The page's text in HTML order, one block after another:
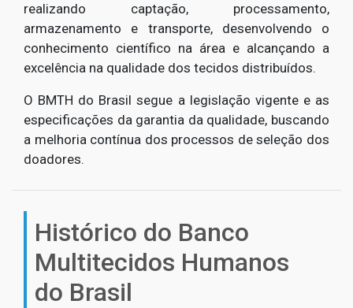
realizando captação, processamento,
armazenamento e transporte, desenvolvendo o
conhecimento científico na área e alcançando a
excelência na qualidade dos tecidos distribuídos.
O BMTH do Brasil segue a legislação vigente e as
especificações da garantia da qualidade, buscando
a melhoria contínua dos processos de seleção dos
doadores.
Histórico do Banco
Multitecidos Humanos
do Brasil